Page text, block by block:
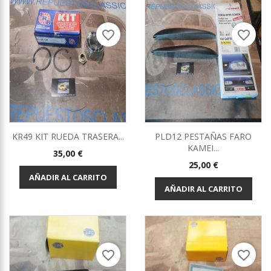
KR49 KIT RUEDA TRASERA...
Precio
35,00 €
AÑADIR AL CARRITO
favorite_border
PLD12 PESTAÑAS FARO
KAMEI...
Precio
25,00 €
AÑADIR AL CARRITO
favorite_border
favorite_border favorite_border